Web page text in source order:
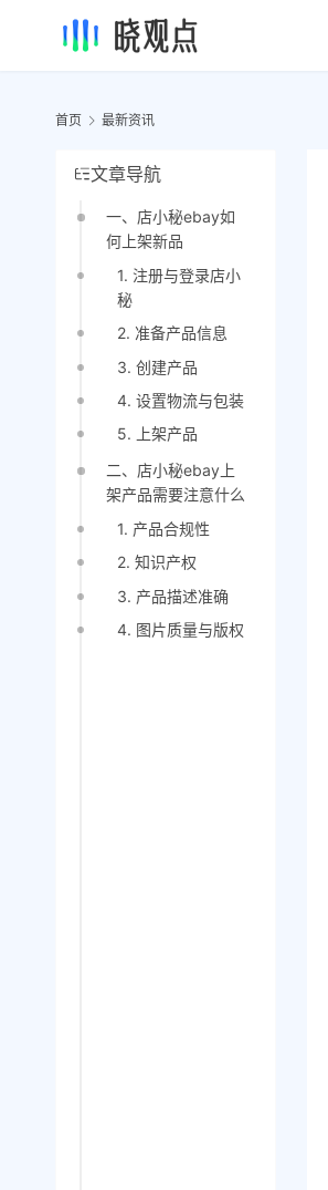
首页 最新资讯
文章导航
一、店小秘ebay如
何上架新品
1. 注册与登录店小
秘
2. 准备产品信息
3. 创建产品
4. 设置物流与包装
5. 上架产品
二、店小秘ebay上
架产品需要注意什么
1. 产品合规性
2. 知识产权
3. 产品描述准确
4. 图片质量与版权